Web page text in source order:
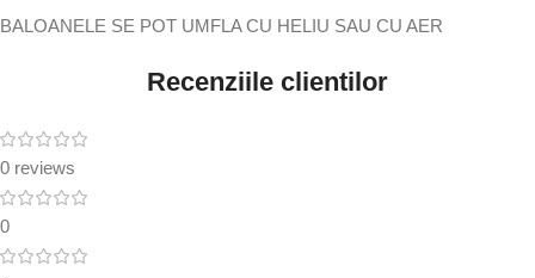
BALOANELE SE POT UMFLA CU HELIU SAU CU AER
Recenziile clientilor
0 reviews
0